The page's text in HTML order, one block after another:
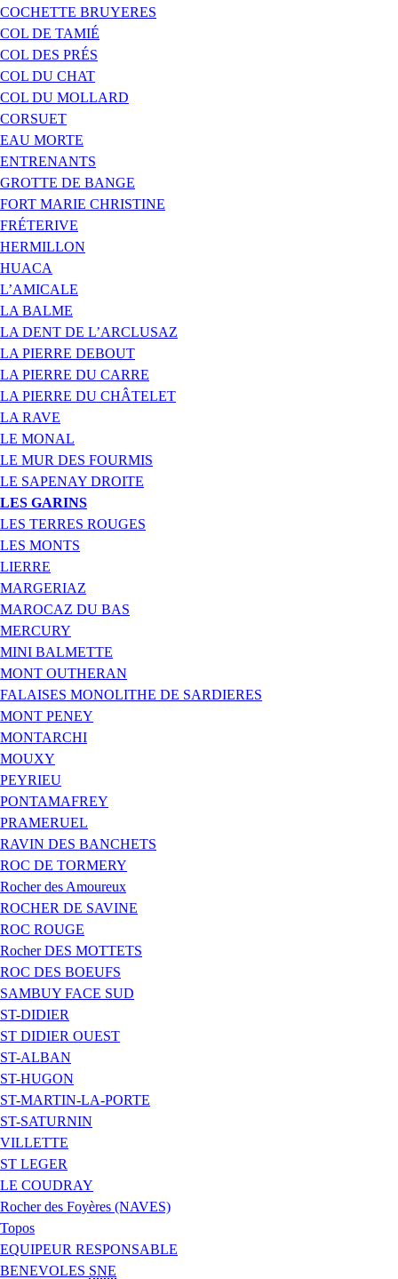
COCHETTE BRUYERES
COL DE TAMIÉ
COL DES PRÉS
COL DU CHAT
COL DU MOLLARD
CORSUET
EAU MORTE
ENTRENANTS
GROTTE DE BANGE
FORT MARIE CHRISTINE
FRÉTERIVE
HERMILLON
HUACA
L’AMICALE
LA BALME
LA DENT DE L’ARCLUSAZ
LA PIERRE DEBOUT
LA PIERRE DU CARRE
LA PIERRE DU CHÂTELET
LA RAVE
LE MONAL
LE MUR DES FOURMIS
LE SAPENAY DROITE
LES GARINS
LES TERRES ROUGES
LES MONTS
LIERRE
MARGERIAZ
MAROCAZ DU BAS
MERCURY
MINI BALMETTE
MONT OUTHERAN
FALAISES MONOLITHE DE SARDIERES
MONT PENEY
MONTARCHI
MOUXY
PEYRIEU
PONTAMAFREY
PRAMERUEL
RAVIN DES BANCHETS
ROC DE TORMERY
Rocher des Amoureux
ROCHER DE SAVINE
ROC ROUGE
Rocher DES MOTTETS
ROC DES BOEUFS
SAMBUY FACE SUD
ST-DIDIER
ST DIDIER OUEST
ST-ALBAN
ST-HUGON
ST-MARTIN-LA-PORTE
ST-SATURNIN
VILLETTE
ST LEGER
LE COUDRAY
Rocher des Foyères (NAVES)
Topos
EQUIPEUR RESPONSABLE
BENEVOLES SNE